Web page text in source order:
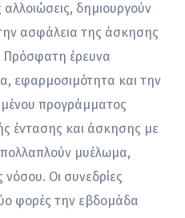
δημιουργούν
ασφάλεια της άσκησης
Πρόσφατη έρευνα
εφαρμοσιμότητα και την
προγράμματος
έντασης και άσκησης με
μυέλωμα,
Οι συνεδρίες
φορές την εβδομάδα